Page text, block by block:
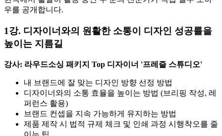
우를 공개합니다.
1강. 디자이너와의 원활한 소통이 디자인 성공률을
높이는 지름길
강사: 라우드소싱 패키지 Top 디자이너 '프레즐 스튜디오'
내 브랜드에 잘 맞는 디자인 방향 선정 방법
디자이너와의 소통 효율을 높이는 방법 (브리핑 작성, 레
퍼런스 활용)
브랜드 컨셉을 지속 가능하게 유지하는 방법
제품 제작 시 법적 규제 체크 및 인쇄 과정 시행착오를 줄
이는 팁